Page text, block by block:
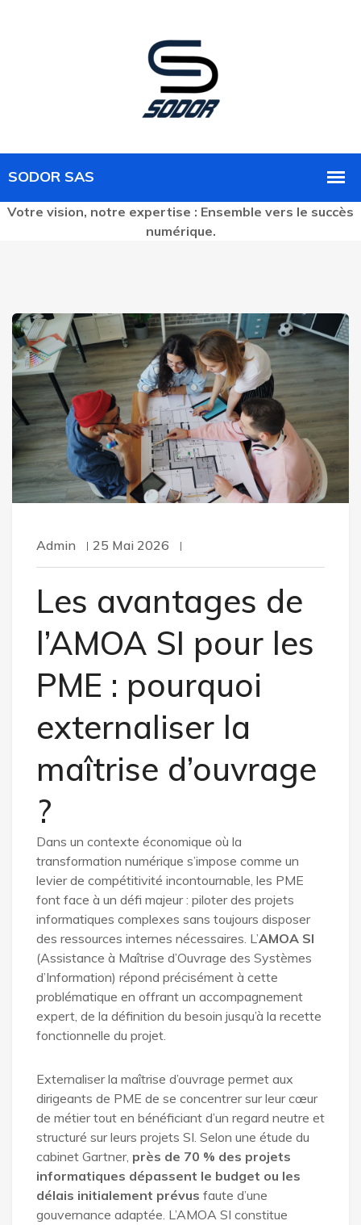
Votre vision, notre expertise : Ensemble vers le succès
numérique.
Admin 25 Mai 2026
Les avantages de
l’AMOA SI pour les
PME : pourquoi
externaliser la
maîtrise d’ouvrage
?
Dans un contexte économique où la
transformation numérique s’impose comme un
levier de compétitivité incontournable, les PME
font face à un défi majeur : piloter des projets
informatiques complexes sans toujours disposer
des ressources internes nécessaires. L’AMOA SI
(Assistance à Maîtrise d’Ouvrage des Systèmes
d’Information) répond précisément à cette
problématique en offrant un accompagnement
expert, de la définition du besoin jusqu’à la recette
fonctionnelle du projet.
Externaliser la maîtrise d’ouvrage permet aux
dirigeants de PME de se concentrer sur leur cœur
de métier tout en bénéficiant d’un regard neutre et
structuré sur leurs projets SI. Selon une étude du
cabinet Gartner, près de 70 % des projets
informatiques dépassent le budget ou les
délais initialement prévus faute d’une
gouvernance adaptée. L’AMOA SI constitue